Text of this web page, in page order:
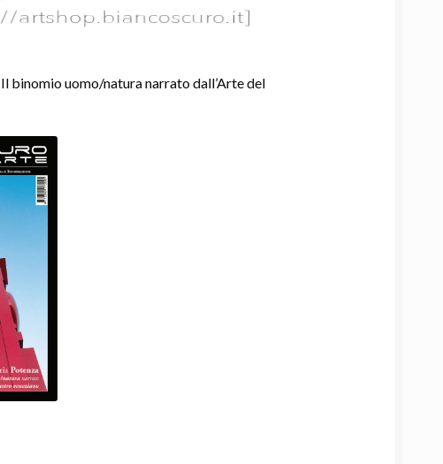
Il binomio uomo/natura narrato dall’Arte del